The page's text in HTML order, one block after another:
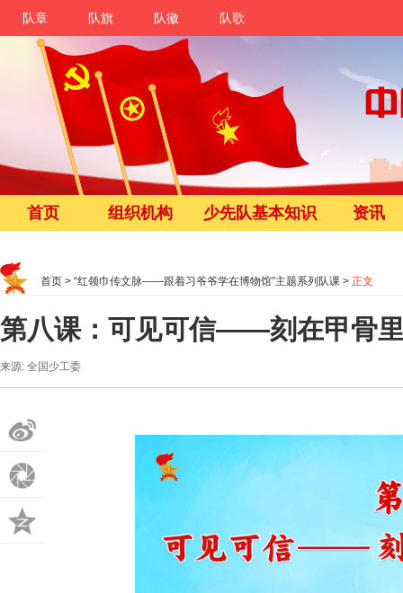
队章 队旗 队徽 队歌
首页 组织机构 少先队基本知识 资讯
首页 > “红领巾传文脉——跟着习爷爷学在博物馆”主题系列队课 > 正文
第八课：可见可信——刻在甲骨
来源: 全国少工委